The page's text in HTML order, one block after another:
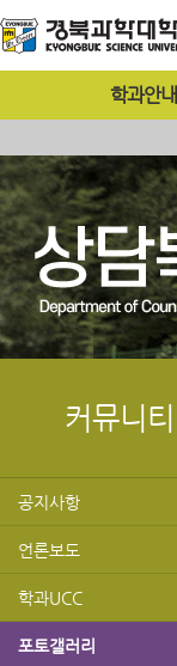
학과안내
커뮤니티
공지사항
언론보도
학과UCC
포토갤러리